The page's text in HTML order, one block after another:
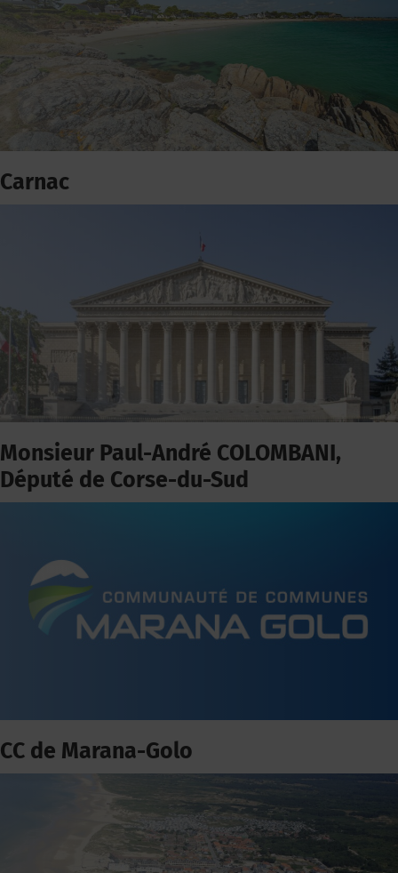
Carnac
Monsieur Paul-André COLOMBANI,
Député de Corse-du-Sud
CC de Marana-Golo